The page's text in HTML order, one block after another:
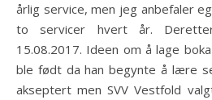
årlig service, men jeg anbefaler
to servicer hvert år.
15.08.2017. Ideen om å lage
ble født da han begynte å lære
akseptert men SVV Vestfold